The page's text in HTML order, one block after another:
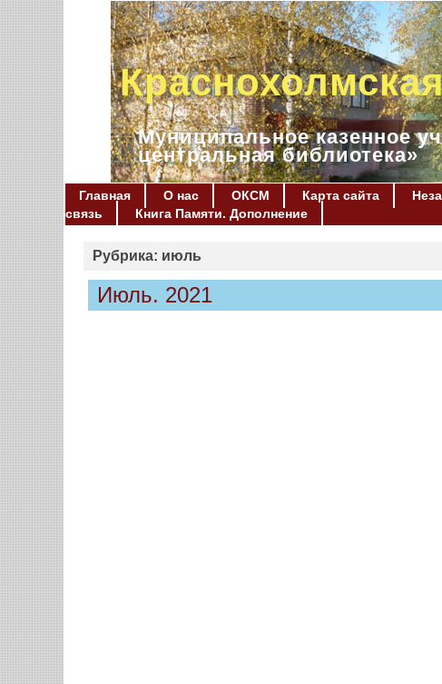
Муниципальное казенное
центральная библиотека»
Главная О нас ОКСМ Карта сайта
связь
Книга Памяти. Дополнение
Рубрика: июль
Июль. 2021